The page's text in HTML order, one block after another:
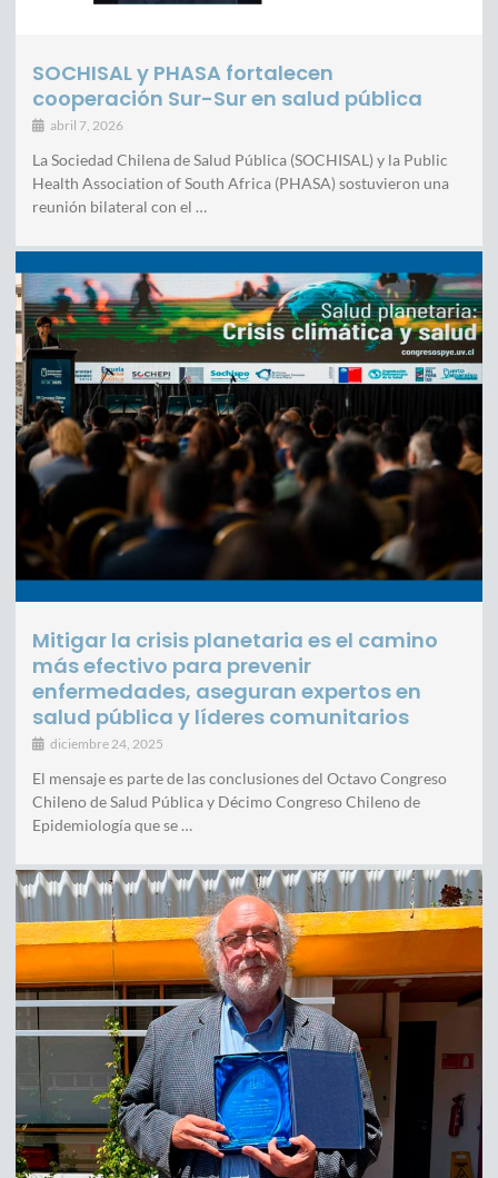
SOCHISAL y PHASA fortalecen
cooperación Sur-Sur en salud pública
abril 7, 2026
La Sociedad Chilena de Salud Pública (SOCHISAL) y la Public
Health Association of South Africa (PHASA) sostuvieron una
reunión bilateral con el …
Mitigar la crisis planetaria es el camino
más efectivo para prevenir
enfermedades, aseguran expertos en
salud pública y líderes comunitarios
diciembre 24, 2025
El mensaje es parte de las conclusiones del Octavo Congreso
Chileno de Salud Pública y Décimo Congreso Chileno de
Epidemiología que se …